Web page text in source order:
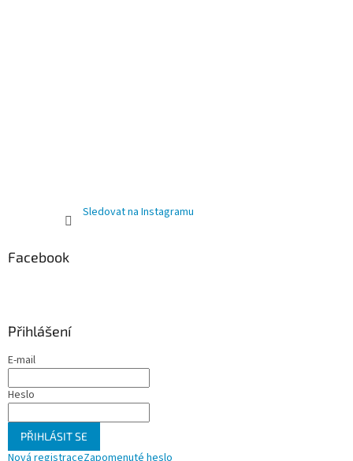
Sledovat na Instagramu
Facebook
Přihlášení
E-mail
Heslo
PŘIHLÁSIT SE